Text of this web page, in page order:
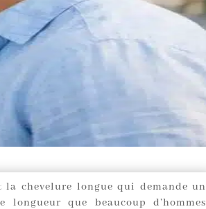
chevelure longue qui demande un
que beaucoup d’hommes